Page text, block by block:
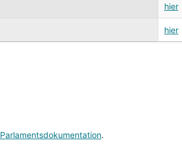
hier
hier
Parlamentsdokumentation.